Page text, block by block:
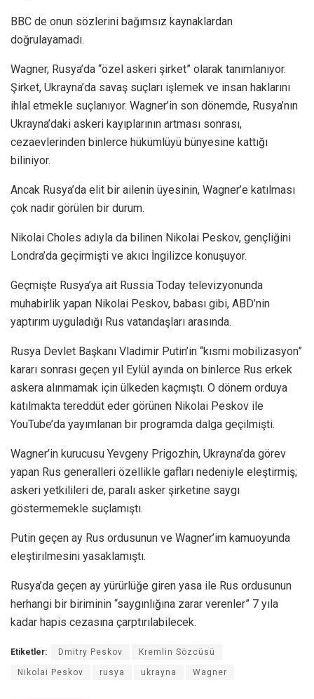
BBC de onun sözlerini bağımsız kaynaklardan
doğrulayamadı.
Wagner, Rusya’da “özel askeri şirket” olarak tanımlanıyor.
Şirket, Ukrayna’da savaş suçları işlemek ve insan haklarını
ihlal etmekle suçlanıyor. Wagner’in son dönemde, Rusya’nın
Ukrayna’daki askeri kayıplarının artması sonrası,
cezaevlerinden binlerce hükümlüyü bünyesine kattığı
biliniyor.
Ancak Rusya’da elit bir ailenin üyesinin, Wagner’e katılması
çok nadir görülen bir durum.
Nikolai Choles adıyla da bilinen Nikolai Peskov, gençliğini
Londra’da geçirmişti ve akıcı İngilizce konuşuyor.
Geçmişte Rusya’ya ait Russia Today televizyonunda
muhabirlik yapan Nikolai Peskov, babası gibi, ABD’nin
yaptırım uyguladığı Rus vatandaşları arasında.
Rusya Devlet Başkanı Vladimir Putin’in “kısmi mobilizasyon”
kararı sonrası geçen yıl Eylül ayında on binlerce Rus erkek
askera alınmamak için ülkeden kaçmıştı. O dönem orduya
katılmakta tereddüt eder görünen Nikolai Peskov ile
YouTube’da yayımlanan bir programda dalga geçilmişti.
Wagner’in kurucusu Yevgeny Prigozhin, Ukrayna’da görev
yapan Rus generalleri özellikle gafları nedeniyle eleştirmiş;
askeri yetkilileri de, paralı asker şirketine saygı
göstermemekle suçlamıştı.
Putin geçen ay Rus ordusunun ve Wagner’im kamuoyunda
eleştirilmesini yasaklamıştı.
Rusya’da geçen ay yürürlüğe giren yasa ile Rus ordusunun
herhangi bir biriminin “saygınlığına zarar verenler” 7 yıla
kadar hapis cezasına çarptırılabilecek.
Etiketler: Dmitry Peskov Kremlin Sözcüsü
Nikolai Peskov rusya ukrayna Wagner